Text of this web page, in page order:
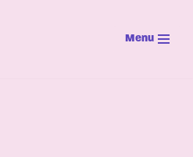
Menu